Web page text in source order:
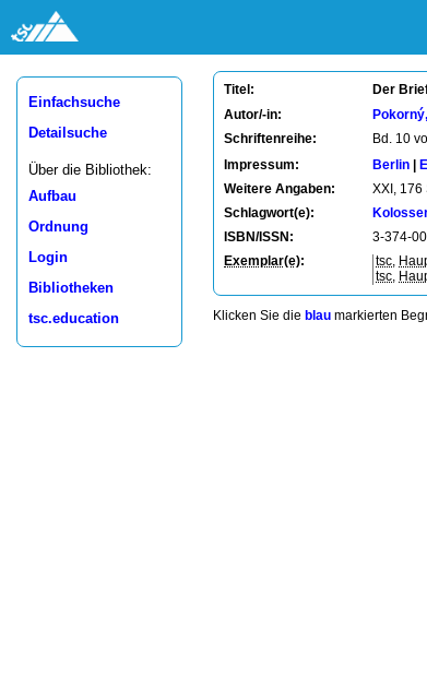
Einfachsuche
Detailsuche
Über die Bibliothek:
Aufbau
Ordnung
Login
Bibliotheken
tsc.education
Titel: Der
Autor/-in:
Schriftenreihe:
Bd. 10
Impressum:
Berlin
Weitere Angaben:
XXI, 176
Schlagwort(e):
ISBN/ISSN:
3-374-
Exemplar(e): tsc
tsc
Klicken Sie die blau markierten